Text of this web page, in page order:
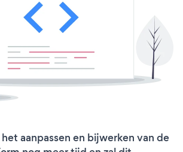
aanpassen en bijwerken van de